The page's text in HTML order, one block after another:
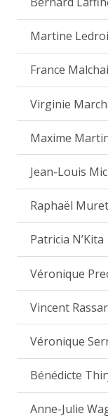
Martine
France
Virginie
Maxime
Jean-Louis
Raphaël Muret
Patricia N’Kita
Véronique
Vincent
Véronique
Bénédicte
Anne-Julie